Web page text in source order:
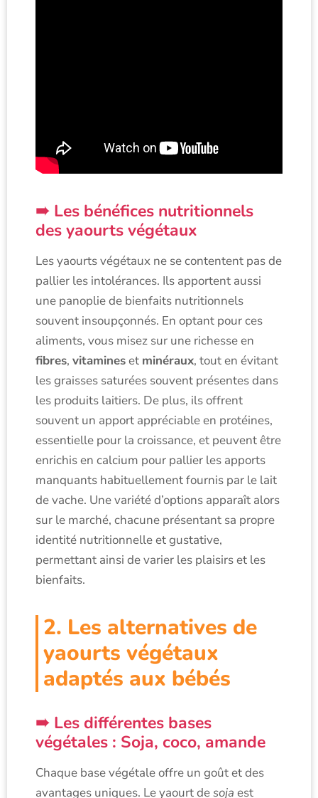
Les bénéfices nutritionnels
des yaourts végétaux
Les yaourts végétaux ne se contentent pas de
pallier les intolérances. Ils apportent aussi
une panoplie de bienfaits nutritionnels
souvent insoupçonnés. En optant pour ces
aliments, vous misez sur une richesse en
fibres, vitamineset minéraux, tout en évitant
les graisses saturées souvent présentes dans
les produits laitiers. De plus, ils offrent
souvent un apport appréciable en protéines,
essentielle pour la croissance, et peuvent être
enrichis en calcium pour pallier les apports
manquants habituellement fournis par le lait
de vache. Une variété d’options apparaît alors
sur le marché, chacune présentant sa propre
identité nutritionnelle et gustative,
permettant ainsi de varier les plaisirs et les
bienfaits.
2. Les alternatives de
yaourts végétaux
adaptés aux bébés
Les différentes bases
végétales : Soja, coco, amande
Chaque base végétale offre un goût et des
avantages uniques. Le yaourt desoja est